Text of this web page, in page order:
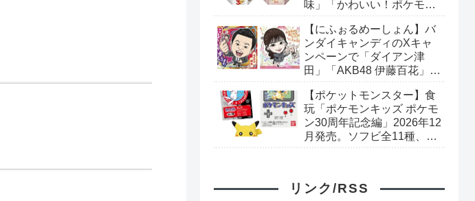
味」「かわいい！ポケモン
ーアル新発売。
【にふぉるめーしょん】バ
ンダイキャンディのXキャ
ンペーンで「ダイアン津
田」「AKB48 伊藤百花」限
抽選で500名。〜8月9日
(日)23:59まで
【ポケットモンスター】食
玩「ポケモンキッズ ポケモ
ン30周年記念編」2026年12
月発売。ソフビ全11種、カ
リンク/RSS